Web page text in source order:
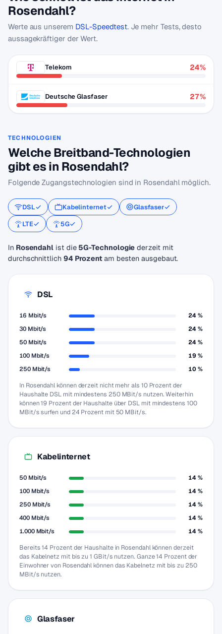
Rosendahl?
Werte aus unserem DSL-Speedtest. Je mehr Tests, desto
aussagekräftiger der Wert.
Telekom 24%
Deutsche Glasfaser 27%
TECHNOLOGIEN
Welche Breitband-Technologien
gibt es in Rosendahl?
Folgende Zugangstechnologien sind in Rosendahl möglich.
DSL Kabelinternet
Glasfaser
LTE
5G
In Rosendahl ist die 5G-Technologie derzeit mit
durchschnittlich 94 Prozentam besten ausgebaut.
DSL
16 Mbit/s
24 %
30 Mbit/s
24 %
50 Mbit/s
24 %
100 Mbit/s
19 %
250 Mbit/s
10 %
In Rosendahl können derzeit nicht mehr als 10 Prozent der
Haushalte DSL mit mindestens 250 MBit/s nutzen. Weiterhin
können 19 Prozent der Haushalte über DSL mit mindestens 100
MBit/s surfen und 24 Prozent mit 50 MBit/s.
Kabelinternet
50 Mbit/s
14 %
100 Mbit/s
14 %
250 Mbit/s
14 %
400 Mbit/s
14 %
1.000 Mbit/s
14 %
Bereits 14 Prozent der Haushalte in Rosendahl können derzeit
das Kabelnetz mit bis zu 1 GBit/s nutzen. Ganze 14 Prozent der
Einwohner von Rosendahl können das Kabelnetz mit bis zu 250
MBit/s nutzen.
Glasfaser